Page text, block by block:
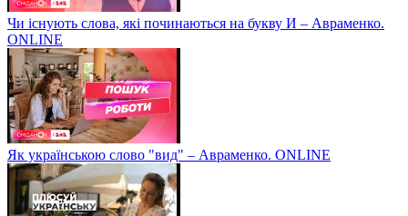
Чи існують слова, які починаються на букву И – Авраменко.
ONLINE
Як українською слово "вид" – Авраменко. ONLINE